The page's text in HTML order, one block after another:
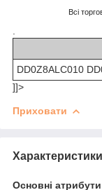
Всі
DD0Z8ALC010
]]>
Приховати
Характеристики
Основні атрибути